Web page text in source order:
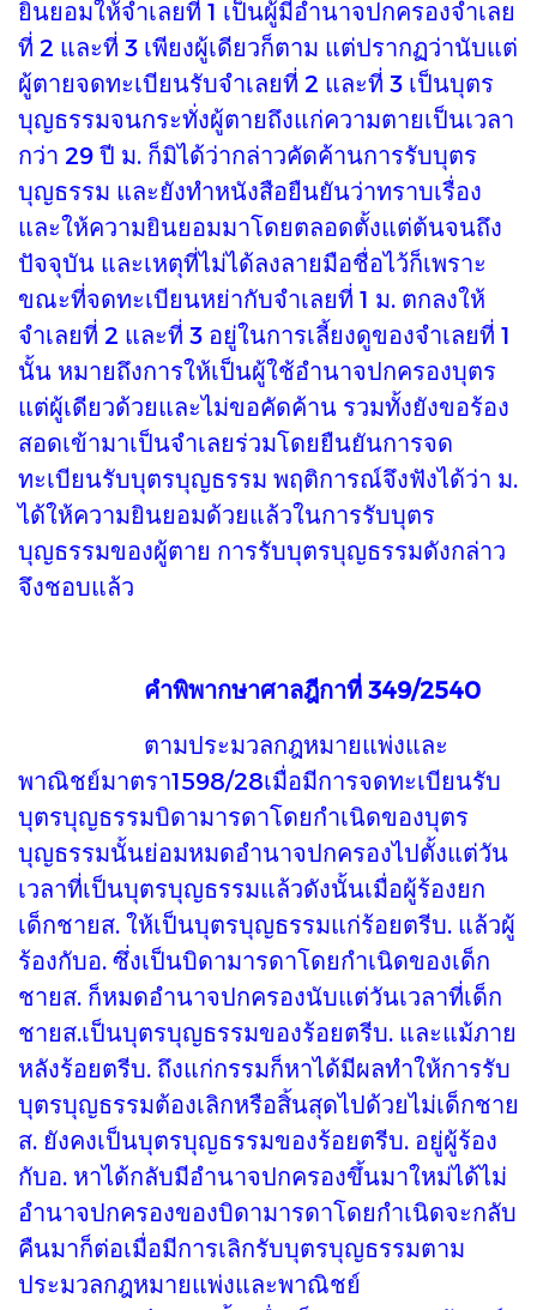
ยินยอมให้จำเลยที่ 1 เป็นผู้มีอำนาจปกครองจำเลย
ที่ 2 และที่ 3 เพียงผู้เดียวก็ตาม แต่ปรากฏว่านับแต่
ผู้ตายจดทะเบียนรับจำเลยที่ 2 และที่ 3 เป็นบุตร
บุญธรรมจนกระทั่งผู้ตายถึงแก่ความตายเป็นเวลา
กว่า 29 ปี ม. ก็มิได้ว่ากล่าวคัดค้านการรับบุตร
บุญธรรม และยังทำหนังสือยืนยันว่าทราบเรื่อง
และให้ความยินยอมมาโดยตลอดตั้งแต่ต้นจนถึง
ปัจจุบัน และเหตุที่ไม่ได้ลงลายมือชื่อไว้ก็เพราะ
ขณะที่จดทะเบียนหย่ากับจำเลยที่ 1 ม. ตกลงให้
จำเลยที่ 2 และที่ 3 อยู่ในการเลี้ยงดูของจำเลยที่ 1
นั้น หมายถึงการให้เป็นผู้ใช้อำนาจปกครองบุตร
แต่ผู้เดียวด้วยและไม่ขอคัดค้าน รวมทั้งยังขอร้อง
สอดเข้ามาเป็นจำเลยร่วมโดยยืนยันการจด
ทะเบียนรับบุตรบุญธรรม พฤติการณ์จึงฟังได้ว่า ม.
ได้ให้ความยินยอมด้วยแล้วในการรับบุตร
บุญธรรมของผู้ตาย การรับบุตรบุญธรรมดังกล่าว
จึงชอบแล้ว
คำพิพากษาศาลฎีกาที่ 349/2540
ตามประมวลกฎหมายแพ่งและ
พาณิชย์มาตรา1598/28เมื่อมีการจดทะเบียนรับ
บุตรบุญธรรมบิดามารดาโดยกำเนิดของบุตร
บุญธรรมนั้นย่อมหมดอำนาจปกครองไปตั้งแต่วัน
เวลาที่เป็นบุตรบุญธรรมแล้วดังนั้นเมื่อผู้ร้องยก
เด็กชายส. ให้เป็นบุตรบุญธรรมแก่ร้อยตรีบ. แล้วผู้
ร้องกับอ. ซึ่งเป็นบิดามารดาโดยกำเนิดของเด็ก
ชายส. ก็หมดอำนาจปกครองนับแต่วันเวลาที่เด็ก
ชายส.เป็นบุตรบุญธรรมของร้อยตรีบ. และแม้ภาย
หลังร้อยตรีบ. ถึงแก่กรรมก็หาได้มีผลทำให้การรับ
บุตรบุญธรรมต้องเลิกหรือสิ้นสุดไปด้วยไม่เด็กชาย
ส. ยังคงเป็นบุตรบุญธรรมของร้อยตรีบ. อยู่ผู้ร้อง
กับอ. หาได้กลับมีอำนาจปกครองขึ้นมาใหม่ได้ไม่
อำนาจปกครองของบิดามารดาโดยกำเนิดจะกลับ
คืนมาก็ต่อเมื่อมีการเลิกรับบุตรบุญธรรมตาม
ประมวลกฎหมายแพ่งและพาณิชย์